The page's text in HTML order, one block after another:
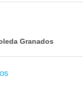
Granados